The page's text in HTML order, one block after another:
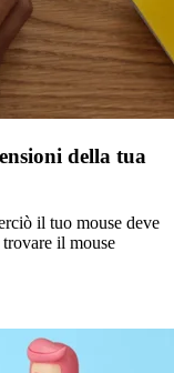
della tua
il tuo mouse deve
trovare il mouse